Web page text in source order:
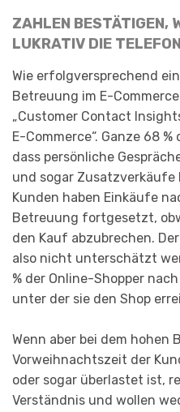
ZAHLEN BESTÄTIGEN,
LUKRATIV DIE
Wie erfolgversprechend
Betreuung im E-
„Customer Contact
E-Commerce“. Ganze 68
dass persönliche
und sogar Zusatzverkäufe
Kunden haben Einkäufe
Betreuung fortgesetzt,
den Kauf abzubrechen.
also nicht unterschätzt
% der Online-Shopper
unter der sie den Shop
Wenn aber bei dem hohen
Vorweihnachtszeit der
oder sogar überlastet ist,
Verständnis und wollen